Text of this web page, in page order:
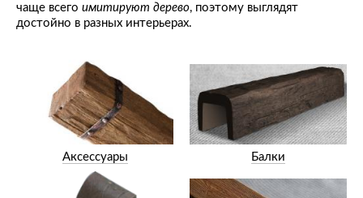
чаще всего имитируют дерево, поэтому выглядят
достойно в разных интерьерах.
Аксессуары Балки